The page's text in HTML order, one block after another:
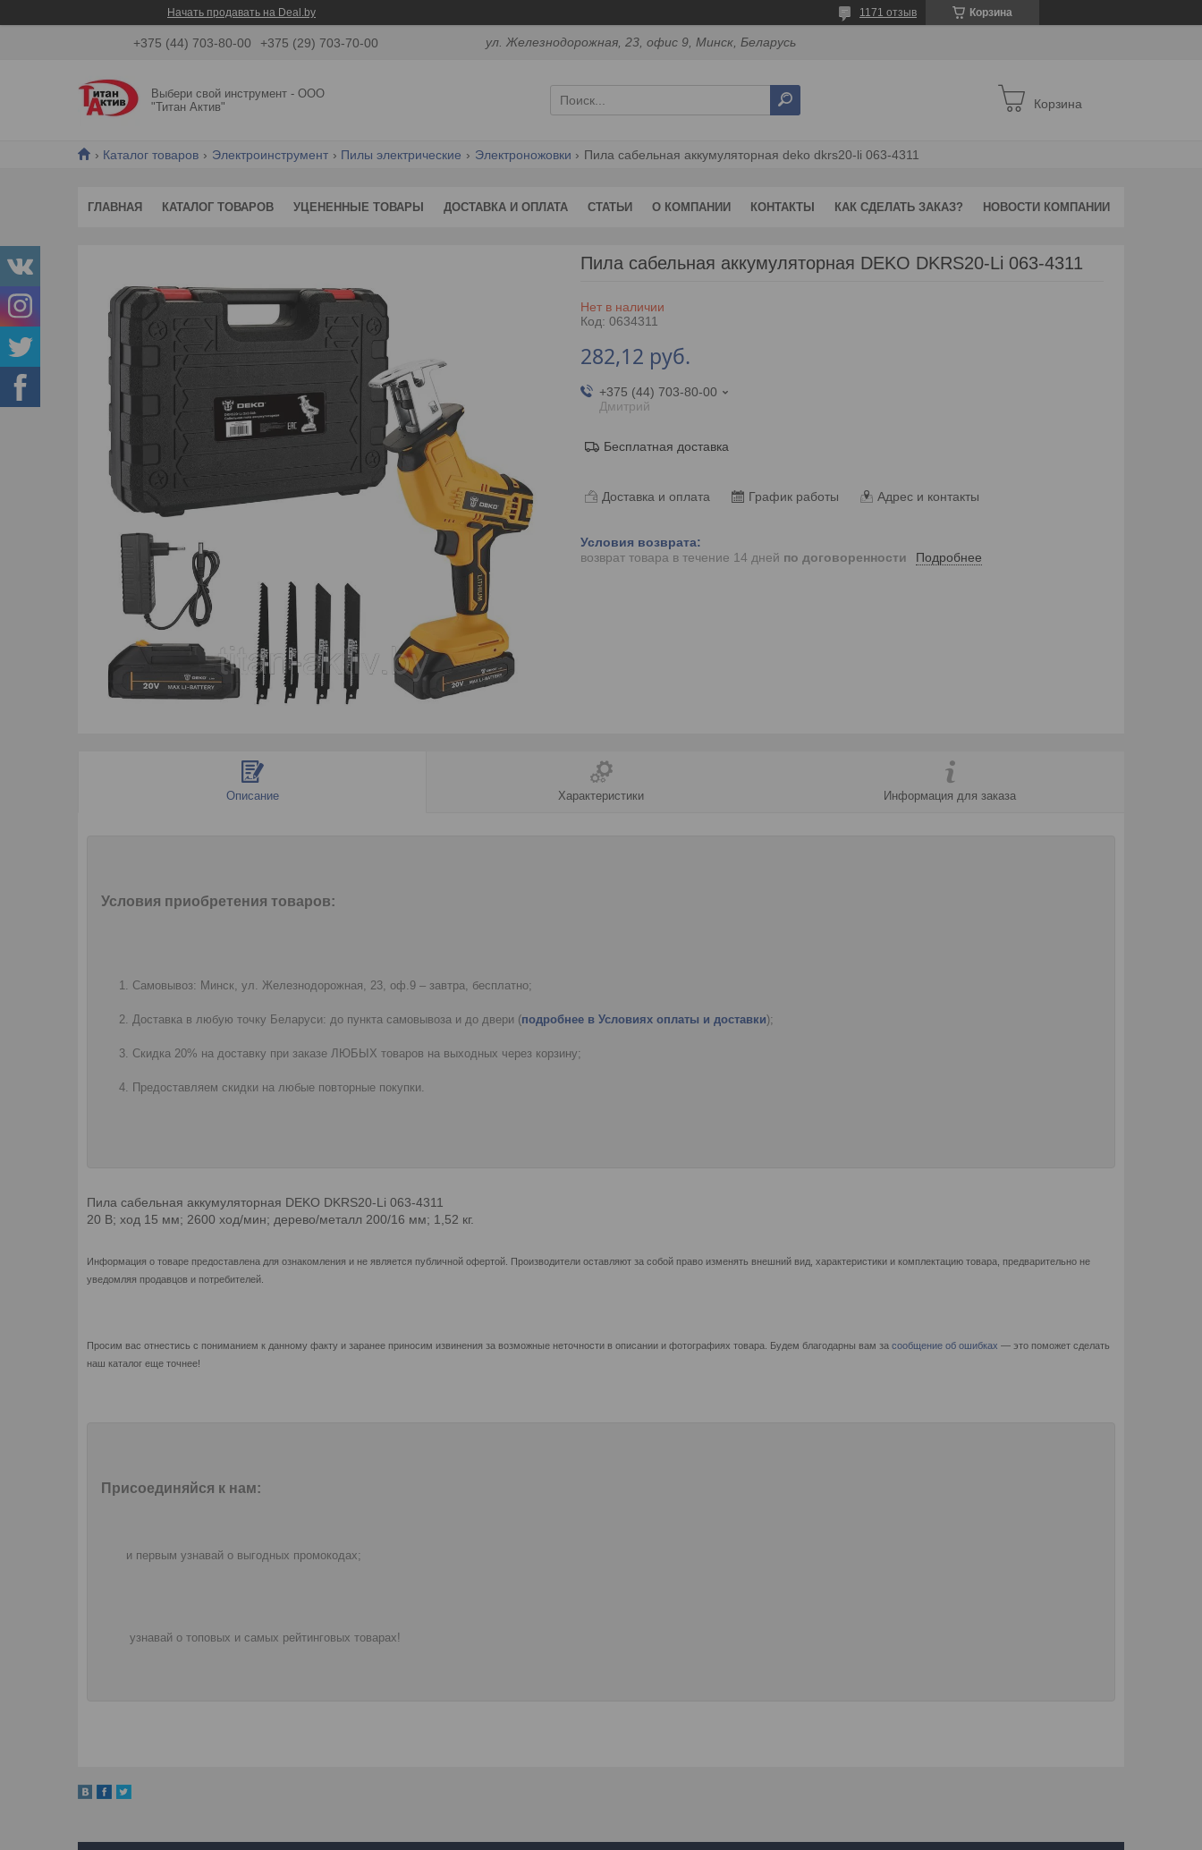
Начать продавать на Deal.by Корзина
1171 отзыв
+375 (44) 703-80-00 +375 (29) 703-70-00 ул. Железнодорожная, 23, офис 9, Минск, Беларусь
Выбери свой инструмент - ООО
"Титан Актив"
Корзина
Каталог товаров Электроинструмент Пилы электрические Электроножовки Пила сабельная аккумуляторная deko dkrs20-li 063-4311
ГЛАВНАЯ КАТАЛОГ ТОВАРОВ УЦЕНЕННЫЕ ТОВАРЫ ДОСТАВКА И ОПЛАТА СТАТЬИ О КОМПАНИИ КОНТАКТЫ КАК СДЕЛАТЬ ЗАКАЗ? НОВОСТИ КОМПАНИИ
Пила сабельная аккумуляторная DEKO DKRS20-Li 063-4311
Нет в наличии
Код: 0634311
282,12 руб.
+375 (44) 703-80-00
Дмитрий
Бесплатная доставка
Доставка и оплата График работы Адрес и контакты
возврат товара в течение 14 дней по договоренности Подробнее
Описание Характеристики Информация для заказа
Условия приобретения товаров:
Самовывоз: Минск, ул. Железнодорожная, 23, оф.9 – завтра, бесплатно;
Доставка в любую точку Беларуси: до пункта самовывоза и до двери (подробнее в Условиях оплаты и доставки);
Скидка 20% на доставку при заказе ЛЮБЫХ товаров на выходных через корзину;
Предоставляем скидки на любые повторные покупки.
Пила сабельная аккумуляторная DEKO DKRS20-Li 063-4311
20 В; ход 15 мм; 2600 ход/мин; дерево/металл 200/16 мм; 1,52 кг.
Информация о товаре предоставлена для ознакомления и не является публичной офертой. Производители оставляют за собой право изменять внешний вид, характеристики и комплектацию товара, предварительно не
уведомляя продавцов и потребителей.
Просим вас отнестись с пониманием к данному факту и заранее приносим извинения за возможные неточности в описании и фотографиях товара. Будем благодарны вам за сообщение об ошибках — это поможет сделать
наш каталог еще точнее!
Присоединяйся к нам:
и первым узнавай о выгодных промокодах;
узнавай о топовых и самых рейтинговых товарах!